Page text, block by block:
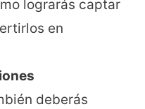
lograrás captar
en
deberás